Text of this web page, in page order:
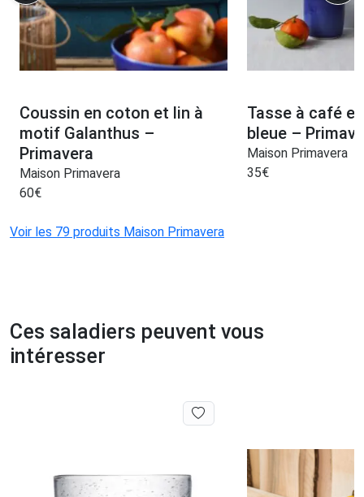
Coussin en coton et lin à
motif Galanthus –
Primavera
Maison Primavera
60€
Tasse à café
bleue –
Maison Primavera
35€
Voir les 79 produits Maison Primavera
Ces saladiers peuvent vous
intéresser